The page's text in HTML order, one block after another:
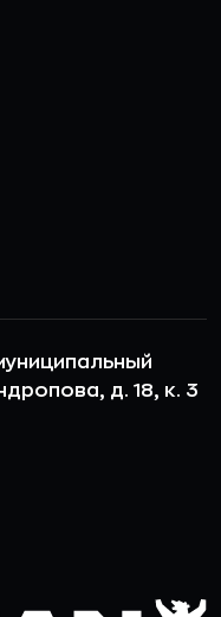
д. 18, к. 3